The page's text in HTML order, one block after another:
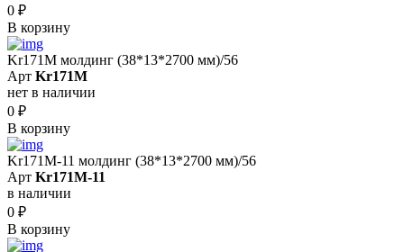
0 ₽
В корзину
Kr171M молдинг (38*13*2700 мм)/56
Арт Kr171M
нет в наличии
0 ₽
В корзину
Kr171M-11 молдинг (38*13*2700 мм)/56
Арт Kr171M-11
в наличии
0 ₽
В корзину